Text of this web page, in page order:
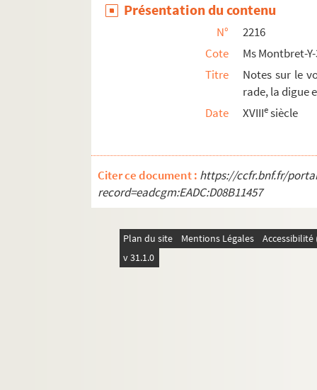
Présentation du contenu
N°
2216
Cote
Ms Montbret-
Titre
Notes sur le
rade, la digue
Date
XVIIIesiècle
Citer ce document : https://ccfr.bnf.fr/
record=eadcgm:EADC:D08B11457
Plan du site Mentions Légales
v 31.1.0